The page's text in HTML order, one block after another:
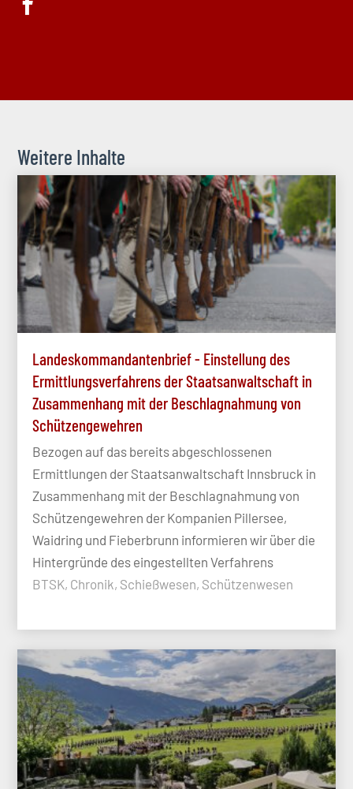
Weitere Inhalte
Landeskommandantenbrief - Einstellung des
Ermittlungsverfahrens der Staatsanwaltschaft in
Zusammenhang mit der Beschlagnahmung von
Schützengewehren
Bezogen auf das bereits abgeschlossenen
Ermittlungen der Staatsanwaltschaft Innsbruck in
Zusammenhang mit der Beschlagnahmung von
Schützengewehren der Kompanien Pillersee,
Waidring und Fieberbrunn informieren wir über die
Hintergründe des eingestellten Verfahrens
BTSK, Chronik, Schießwesen, Schützenwesen